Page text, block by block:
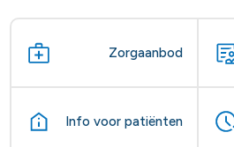
Zorgaanbod
Info voor patiënten